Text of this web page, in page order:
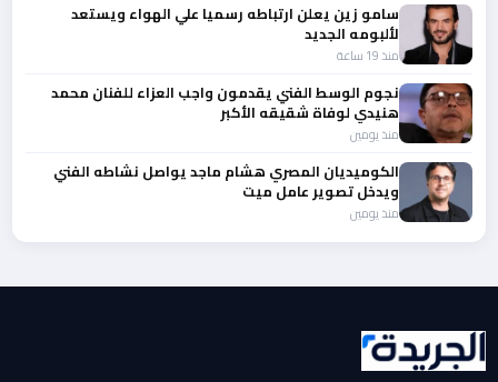
سامو زين يعلن ارتباطه رسميا علي الهواء ويستعد
لألبومه الجديد
منذ 19 ساعة
نجوم الوسط الفني يقدمون واجب العزاء للفنان محمد
هنيدي لوفاة شقيقه الأكبر
منذ يومين
الكوميديان المصري هشام ماجد يواصل نشاطه الفني
ويدخل تصوير عامل ميت
منذ يومين